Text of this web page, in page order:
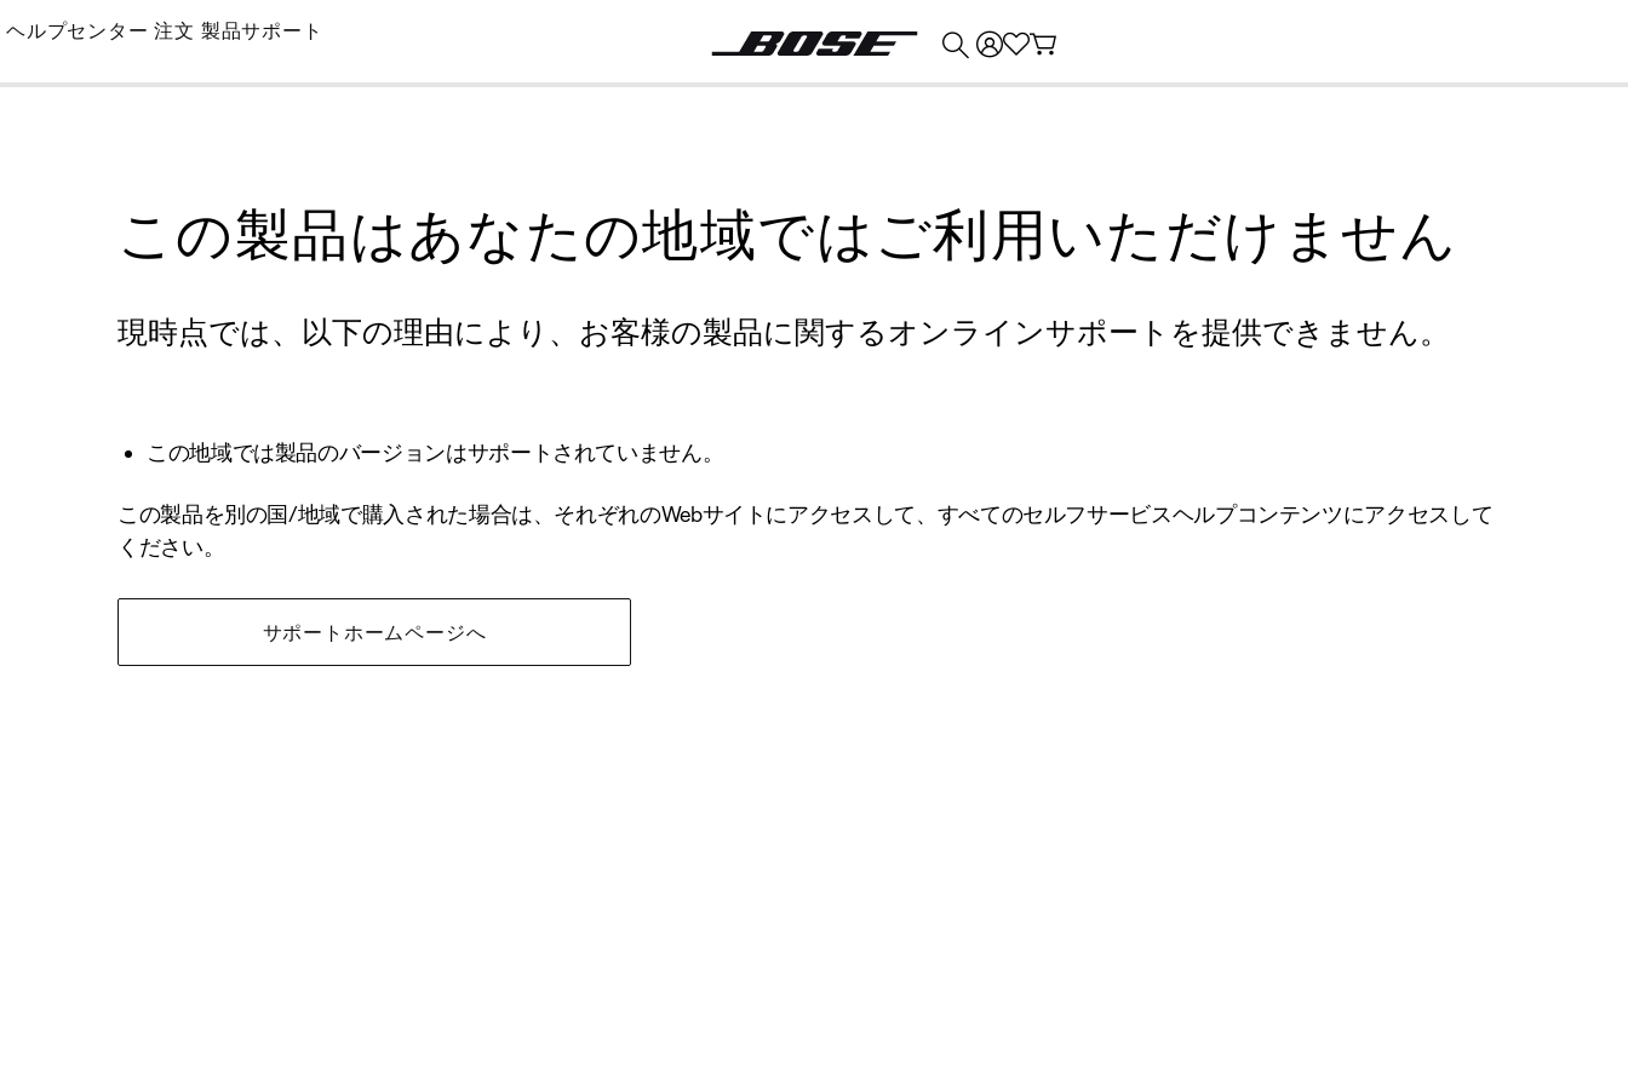
Skip
Main
ヘルプセンター 注文 製品サポート
この製品はあなたの地域ではご利用いただけません
現時点では、以下の理由により、お客様の製品に関するオンラインサポートを提供できません。
この地域では製品のバージョンはサポートされていません。
この製品を別の国/地域で購入された場合は、それぞれのWebサイトにアクセスして、すべてのセルフサービスヘルプコンテンツにアクセスして
ください。
サポートホームページへ